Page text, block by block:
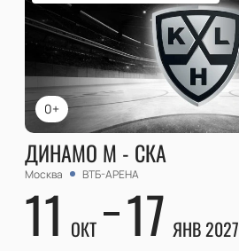
0+
ДИНАМО М - СКА
Москва ВТБ-АРЕНА
11 ОКТ 17 ЯНВ 2027